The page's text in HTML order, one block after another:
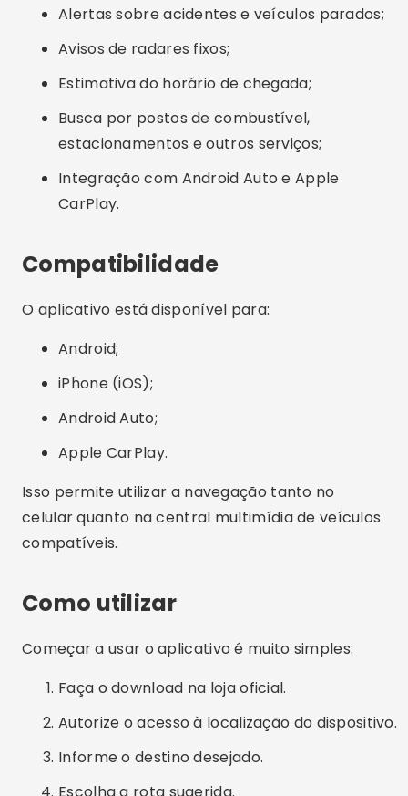
Alertas sobre acidentes e veículos parados;
Avisos de radares fixos;
Estimativa do horário de chegada;
Busca por postos de combustível,
estacionamentos e outros serviços;
Integração com Android Auto e Apple
CarPlay.
Compatibilidade
O aplicativo está disponível para:
Android;
iPhone (iOS);
Android Auto;
Apple CarPlay.
Isso permite utilizar a navegação tanto no
celular quanto na central multimídia de veículos
compatíveis.
Como utilizar
Começar a usar o aplicativo é muito simples:
Faça o download na loja oficial.
Autorize o acesso à localização do dispositivo.
Informe o destino desejado.